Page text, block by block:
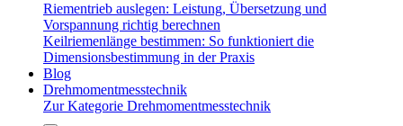
Riementrieb auslegen: Leistung, Übersetzung und
Vorspannung richtig berechnen
Keilriemenlänge bestimmen: So funktioniert die
Dimensionsbestimmung in der Praxis
Blog
Drehmomentmesstechnik
Zur Kategorie Drehmomentmesstechnik